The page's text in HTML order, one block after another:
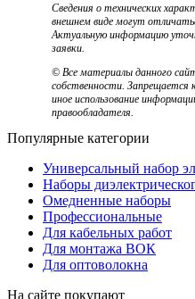
Сведения о технических
внешнем виде могут
Актуальную информацию
заявки.
© Все материалы данного
собственности. Запрещается
иное использование
правообладателя.
Популярные категории
Универсальный набор
Наборы
Омедненные наборы
Профессиональные
Для кабельных работ
Для монтажа ВОК
Для оптоволокна
На сайте покупают